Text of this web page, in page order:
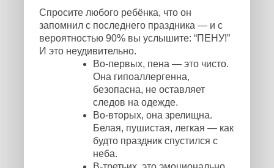
Спросите любого ребёнка, что он
запомнил с последнего праздника — и с
вероятностью 90% вы услышите: “ПЕНУ!”
И это неудивительно.
Во-первых, пена — это чисто.
Она гипоаллергенна,
безопасна, не оставляет
следов на одежде.
Во-вторых, она зрелищна.
Белая, пушистая, легкая — как
будто праздник спустился с
неба.